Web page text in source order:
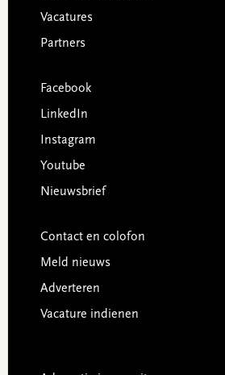
Vacatures
Partners
Facebook
LinkedIn
Instagram
Youtube
Nieuwsbrief
Contact en colofon
Meld nieuws
Adverteren
Vacature indienen